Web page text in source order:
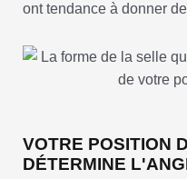
ont tendance à donner
VOTRE POSITION
DÉTERMINE